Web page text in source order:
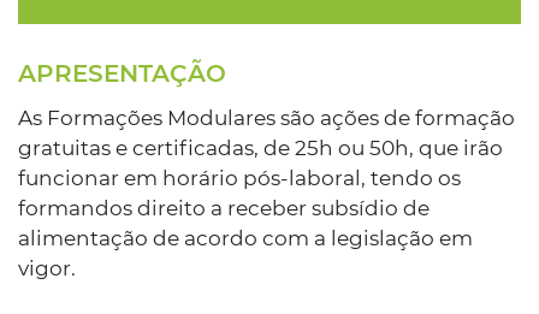
APRESENTAÇÃO
As Formações Modulares são ações de formação
gratuitas e certificadas, de 25h ou 50h, que irão
funcionar em horário pós-laboral, tendo os
formandos direito a receber subsídio de
alimentação de acordo com a legislação em
vigor.